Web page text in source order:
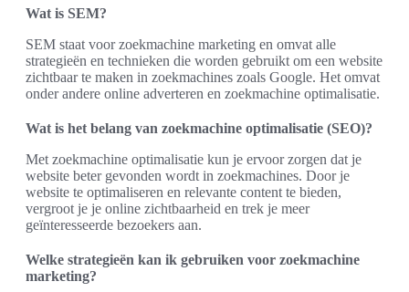
Wat is SEM?
SEM staat voor zoekmachine marketing en omvat alle
strategieën en technieken die worden gebruikt om een website
zichtbaar te maken in zoekmachines zoals Google. Het omvat
onder andere online adverteren en zoekmachine optimalisatie.
Wat is het belang van zoekmachine optimalisatie (SEO)?
Met zoekmachine optimalisatie kun je ervoor zorgen dat je
website beter gevonden wordt in zoekmachines. Door je
website te optimaliseren en relevante content te bieden,
vergroot je je online zichtbaarheid en trek je meer
geïnteresseerde bezoekers aan.
Welke strategieën kan ik gebruiken voor zoekmachine
marketing?